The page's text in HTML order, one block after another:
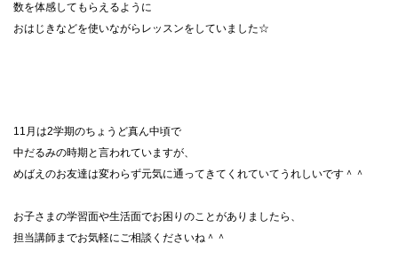
数を体感してもらえるように
おはじきなどを使いながらレッスンをしていました☆
11月は2学期のちょうど真ん中頃で
中だるみの時期と言われていますが、
めばえのお友達は変わらず元気に通ってきてくれていてうれしいです＾＾
お子さまの学習面や生活面でお困りのことがありましたら、
担当講師までお気軽にご相談くださいね＾＾